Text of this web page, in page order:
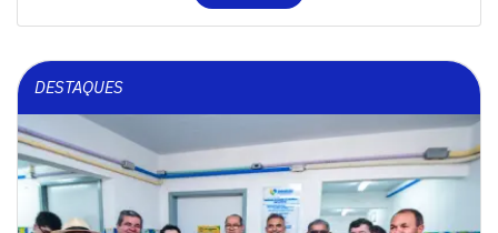
DESTAQUES